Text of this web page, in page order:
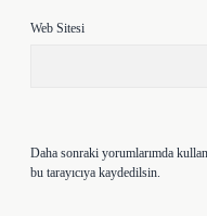
Web Sitesi
Daha sonraki yorumlarımda
bu tarayıcıya kaydedilsin.